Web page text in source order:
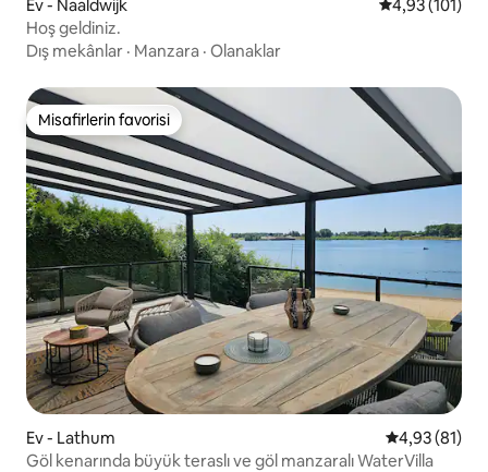
Ev - Naaldwijk 5 üzerinden
4,93 (101)
Hoş geldiniz.
Dış mekânlar · Manzara · Olanaklar
Misafirlerin favorisi
Misafirlerin favorisi
Ev - Lathum 5 üzerinden
4,93 (81)
Göl kenarında büyük teraslı ve göl manzaralı WaterVilla